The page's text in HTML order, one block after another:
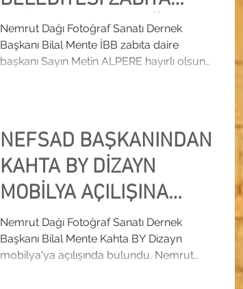
DAİRE BAŞKANLIĞINA
ZİYARET
Nemrut Dağı Fotoğraf Sanatı Dernek
Başkanı Bilal Mente İBB zabıta daire
başkanı Sayın Metin ALPERE hayırlı olsun
NEFSAD BAŞKANINDAN
KAHTA BY DİZAYN
MOBİLYA AÇILIŞINA
KATILDI
Nemrut Dağı Fotoğraf Sanatı Dernek
Başkanı Bilal Mente Kahta BY Dizayn
mobilya'ya açılışında bulundu. Nemrut